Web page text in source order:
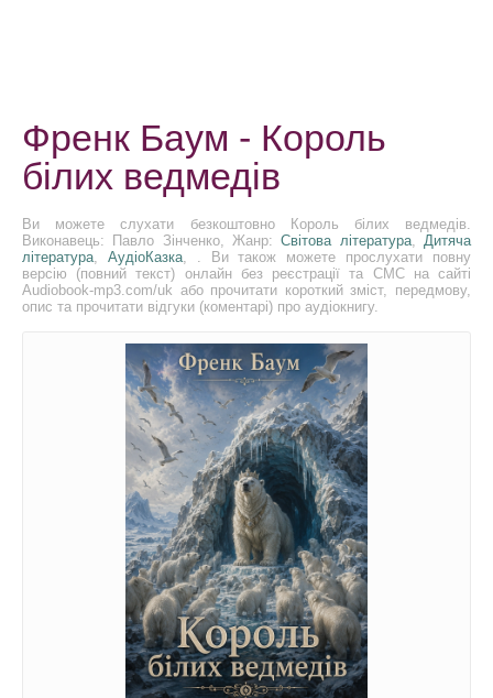
Френк Баум - Король
білих ведмедів
Ви можете слухати безкоштовно Король білих ведмедів.
Виконавець: Павло Зінченко, Жанр:Світова література,Дитяча
література, АудіоКазка, . Ви також можете прослухати повну
версію (повний текст) онлайн без реєстрації та СМС на сайті
Audiobook-mp3.com/uk або прочитати короткий зміст, передмову,
опис та прочитати відгуки (коментарі) про аудіокнигу.